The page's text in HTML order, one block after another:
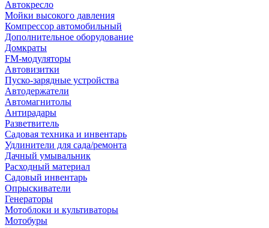
Автокресло
Мойки высокого давления
Компрессор автомобильный
Дополнительное оборудование
Домкраты
FM-модуляторы
Автовизитки
Пуско-зарядные устройства
Автодержатели
Автомагнитолы
Антирадары
Разветвитель
Садовая техника и инвентарь
Удлинители для сада/ремонта
Дачный умывальник
Расходный материал
Садовый инвентарь
Опрыскиватели
Генераторы
Мотоблоки и культиваторы
Мотобуры